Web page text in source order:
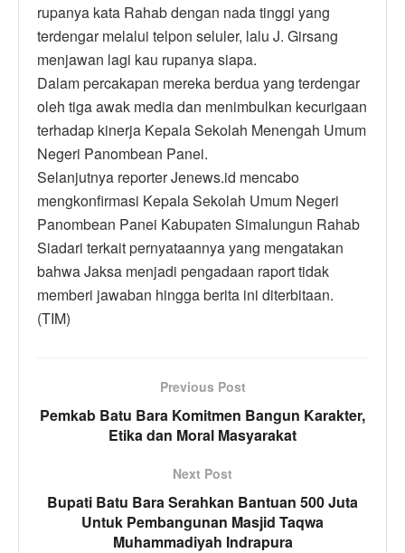
rupanya kata Rahab dengan nada tinggi yang
terdengar melalui telpon seluler, lalu J. Girsang
menjawan lagi kau rupanya siapa.
Dalam percakapan mereka berdua yang terdengar
oleh tiga awak media dan menimbulkan kecurigaan
terhadap kinerja Kepala Sekolah Menengah Umum
Negeri Panombean Panei.
Selanjutnya reporter Jenews.id mencabo
mengkonfirmasi Kepala Sekolah Umum Negeri
Panombean Panei Kabupaten Simalungun Rahab
Siadari terkait pernyataannya yang mengatakan
bahwa Jaksa menjadi pengadaan raport tidak
memberi jawaban hingga berita ini diterbitaan.
(TIM)
Previous Post
Pemkab Batu Bara Komitmen Bangun Karakter,
Etika dan Moral Masyarakat
Next Post
Bupati Batu Bara Serahkan Bantuan 500 Juta
Untuk Pembangunan Masjid Taqwa
Muhammadiyah Indrapura